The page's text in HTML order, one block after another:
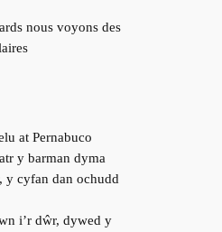
nous voyons des
at Pernabuco
y barman dyma
y cyfan dan ochudd
i’r dŵr, dywed y